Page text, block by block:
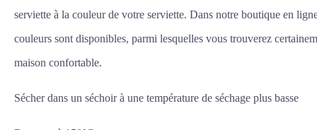
serviette à la couleur de votre serviette. Dans notre boutique en
couleurs sont disponibles, parmi lesquelles vous trouverez
maison confortable.
Sécher dans un séchoir à une température de séchage plus basse